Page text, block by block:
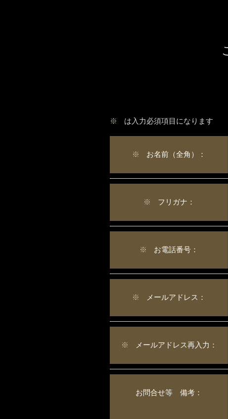
※ は入力必須項目になります
※ お名前（全角）：
※ フリガナ：
※ お電話番号：
※ メールアドレス：
※ メールアドレス再入力：
お問合せ等 備考：